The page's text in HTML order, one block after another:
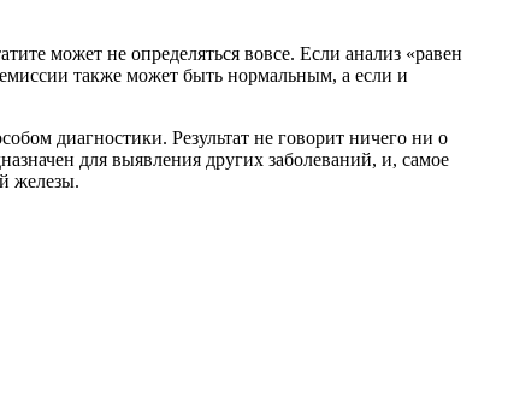
может не определяться вовсе. Если анализ «равен
также может быть нормальным, а если и
диагностики. Результат не говорит ничего ни о
для выявления других заболеваний, и, самое
железы.